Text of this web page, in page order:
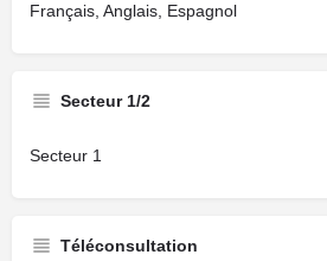
Français, Anglais, Espagnol
Secteur 1/2
Secteur 1
Téléconsultation